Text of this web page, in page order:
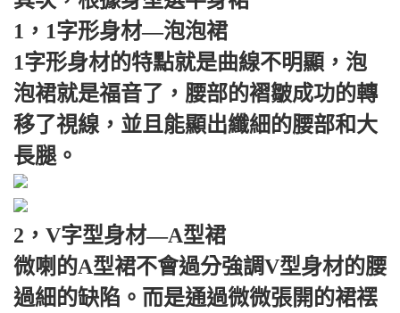
1，1字形身材—泡泡裙
1字形身材的特點就是曲線不明顯，泡
泡裙就是福音了，腰部的褶皺成功的轉
移了視線，並且能顯出纖細的腰部和大
長腿。
2，V字型身材—A型裙
微喇的A型裙不會過分強調V型身材的腰
過細的缺陷。而是通過微微張開的裙䙓